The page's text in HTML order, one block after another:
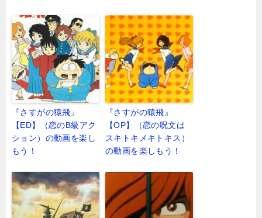
『さすがの猿飛』
【ED】（恋のB級アク
ション）の動画を楽し
もう！
『さすがの猿飛』
【OP】（恋の呪文は
スキトキメキトキス）
の動画を楽しもう！